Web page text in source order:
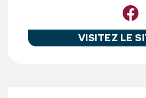
VISITEZ LE